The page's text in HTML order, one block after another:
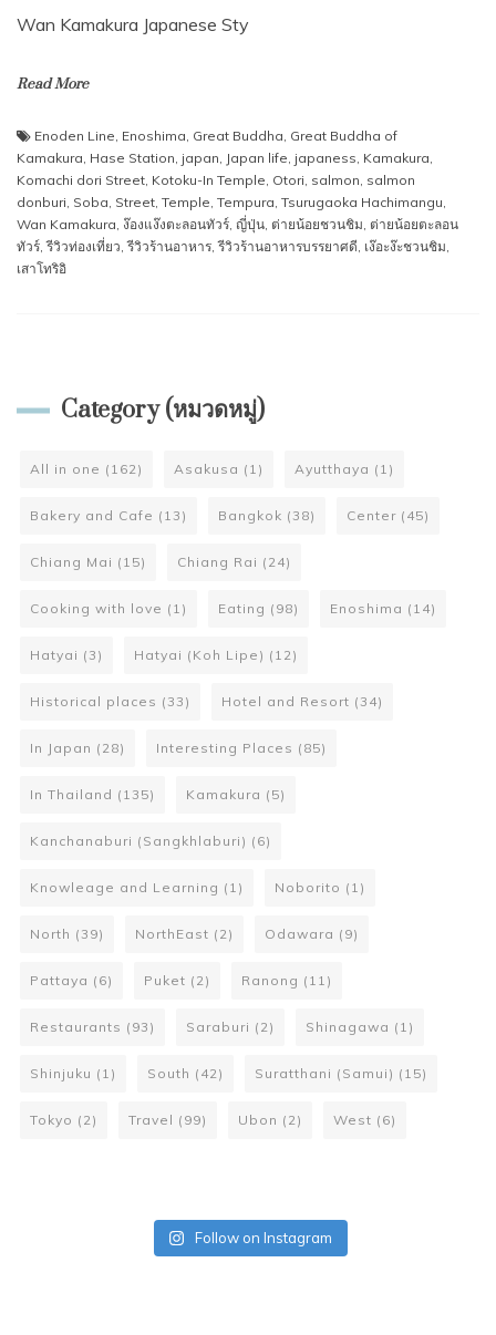
Wan Kamakura Japanese Sty
Read More
Enoden Line, Enoshima, Great Buddha, Great Buddha of
Kamakura, Hase Station, japan, Japan life, japaness, Kamakura,
Komachi dori Street, Kotoku-In Temple, Otori, salmon, salmon
donburi, Soba, Street, Temple, Tempura, Tsurugaoka Hachimangu,
Wan Kamakura, ง๊องแง๊งตะลอนทัวร์, ญี่ปุ่น, ต่ายน้อยชวนชิม, ต่ายน้อยตะลอน
ทัวร์,รีวิวท่องเที่ยว,รีวิวร้านอาหาร,รีวิวร้านอาหารบรรยาศดี, เง๊อะง๊ะชวนชิม,
เสาโทริอิ
Category (หมวดหมู่)
All in one (162) Asakusa (1) Ayutthaya (1)
Bakery and Cafe (13) Bangkok (38) Center (45)
Chiang Mai (15) Chiang Rai (24)
Cooking with love (1) Eating (98) Enoshima (14)
Hatyai (3) Hatyai (Koh Lipe) (12)
Historical places (33) Hotel and Resort (34)
In Japan (28) Interesting Places (85)
In Thailand (135) Kamakura (5)
Kanchanaburi (Sangkhlaburi) (6)
Knowleage and Learning (1) Noborito (1)
North (39) NorthEast (2) Odawara (9)
Pattaya (6) Puket (2) Ranong (11)
Restaurants (93) Saraburi (2) Shinagawa (1)
Shinjuku (1) South (42) Suratthani (Samui) (15)
Tokyo (2) Travel (99) Ubon (2) West (6)
Follow on Instagram